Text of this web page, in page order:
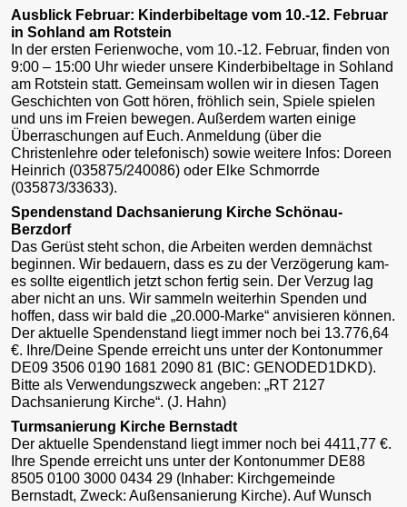
Ausblick Februar: Kinderbibeltage vom 10.-12. Februar
in Sohland am Rotstein
In der ersten Ferienwoche, vom 10.-12. Februar, finden von
9:00 – 15:00 Uhr wieder unsere Kinderbibeltage in Sohland
am Rotstein statt. Gemeinsam wollen wir in diesen Tagen
Geschichten von Gott hören, fröhlich sein, Spiele spielen
und uns im Freien bewegen. Außerdem warten einige
Überraschungen auf Euch. Anmeldung (über die
Christenlehre oder telefonisch) sowie weitere Infos: Doreen
Heinrich (035875/240086) oder Elke Schmorrde
(035873/33633).
Spendenstand Dachsanierung Kirche Schönau-
Berzdorf
Das Gerüst steht schon, die Arbeiten werden demnächst
beginnen. Wir bedauern, dass es zu der Verzögerung kam-
es sollte eigentlich jetzt schon fertig sein. Der Verzug lag
aber nicht an uns. Wir sammeln weiterhin Spenden und
hoffen, dass wir bald die „20.000-Marke“ anvisieren können.
Der aktuelle Spendenstand liegt immer noch bei 13.776,64
€. Ihre/Deine Spende erreicht uns unter der Kontonummer
DE09 3506 0190 1681 2090 81 (BIC: GENODED1DKD).
Bitte als Verwendungszweck angeben: „RT 2127
Dachsanierung Kirche“. ​(J. Hahn)
Turmsanierung Kirche Bernstadt
Der aktuelle Spendenstand liegt immer noch bei 4411,77 €.
Ihre Spende erreicht uns unter der Kontonummer DE88
8505 0100 3000 0434 29 (Inhaber: Kirchgemeinde
Bernstadt, Zweck: Außensanierung Kirche). Auf Wunsch